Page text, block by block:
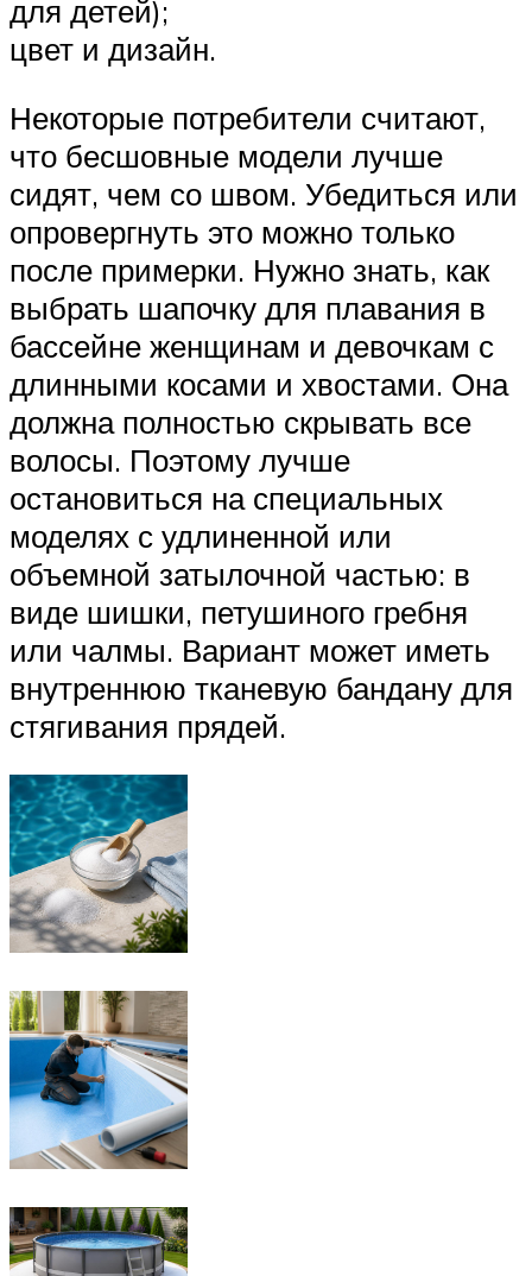
для детей);
цвет и дизайн.
Некоторые потребители считают,
что бесшовные модели лучше
сидят, чем со швом. Убедиться или
опровергнуть это можно только
после примерки. Нужно знать, как
выбрать шапочку для плавания в
бассейне женщинам и девочкам с
длинными косами и хвостами. Она
должна полностью скрывать все
волосы. Поэтому лучше
остановиться на специальных
моделях с удлиненной или
объемной затылочной частью: в
виде шишки, петушиного гребня
или чалмы. Вариант может иметь
внутреннюю тканевую бандану для
стягивания прядей.